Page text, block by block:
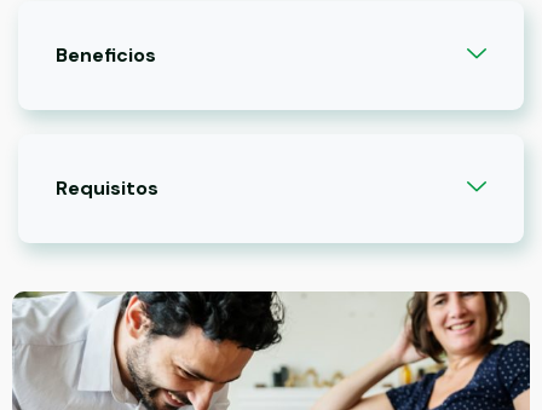
Beneficios
Requisitos